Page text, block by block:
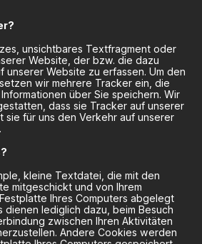
unsichtbares Textfragment oder
Website, der bzw. die dazu
unserer Website zu erfassen. Um den
wir mehrere Tracker ein, die
über Sie speichern. Wir
dass sie Tracker auf unserer
sie für uns den Verkehr auf unserer
kleine Textdatei, die mit den
mitgeschickt und von Ihrem
Ihres Computers abgelegt
dienen lediglich dazu, beim Besuch
zwischen Ihren Aktivitäten
Andere Cookies werden